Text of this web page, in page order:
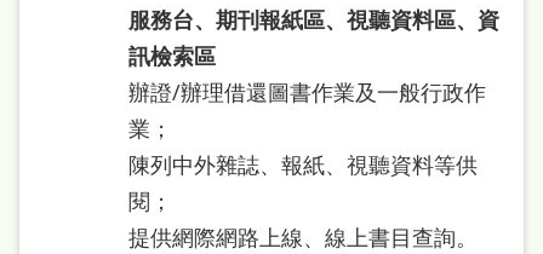
服務台、期刊報紙區、視聽資料區、資
訊檢索區
辦證/辦理借還圖書作業及一般行政作
業；
陳列中外雜誌、報紙、視聽資料等供
閱；
提供網際網路上線、線上書目查詢。